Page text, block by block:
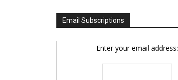
Email Subscriptions
Enter your email address: